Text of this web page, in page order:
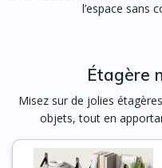
l’espace sans
Étagère
Misez sur de jolies
objets, tout en